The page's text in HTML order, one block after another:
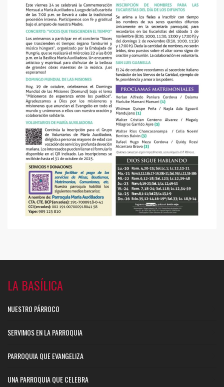
LA BASÍLICA
NUESTRO PÁRROCO
SERVIMOS EN LA PARROQUIA
PARROQUIA QUE EVANGELIZA
UNA PARROQUIA QUE CELEBRA